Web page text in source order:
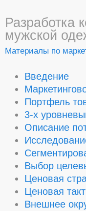
Разработка
мужской
Материалы по
Введение
Портфель
3-х
Описание
Выбор
Ценовая
Ценовая
Внешнее